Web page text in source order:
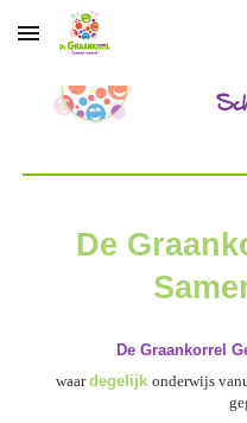
Skip to main content
De
De Graankorrel
waardegelijk onderwijs